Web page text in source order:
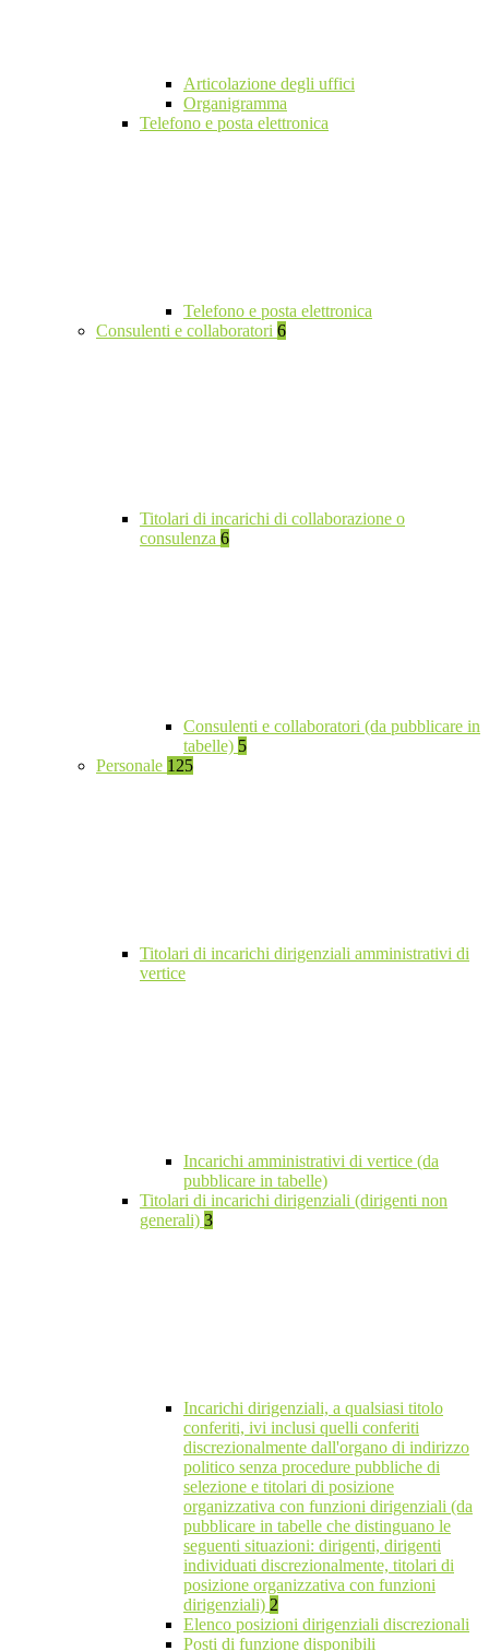
Articolazione degli uffici
Organigramma
Telefono e posta elettronica
Telefono e posta elettronica
Consulenti e collaboratori 6
Titolari di incarichi di collaborazione o
consulenza 6
Consulenti e collaboratori (da pubblicare in
tabelle) 5
Personale 125
Titolari di incarichi dirigenziali amministrativi di
vertice
Incarichi amministrativi di vertice (da
pubblicare in tabelle)
Titolari di incarichi dirigenziali (dirigenti non
generali) 3
Incarichi dirigenziali, a qualsiasi titolo
conferiti, ivi inclusi quelli conferiti
discrezionalmente dall'organo di indirizzo
politico senza procedure pubbliche di
selezione e titolari di posizione
organizzativa con funzioni dirigenziali (da
pubblicare in tabelle che distinguano le
seguenti situazioni: dirigenti, dirigenti
individuati discrezionalmente, titolari di
posizione organizzativa con funzioni
dirigenziali) 2
Elenco posizioni dirigenziali discrezionali
Posti di funzione disponibili